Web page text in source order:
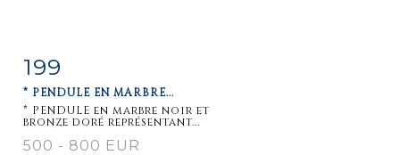
Item detail
199
* PENDULE EN MARBRE...
* PENDULE en marbre noir et
bronze doré représentant...
500 - 800 EUR